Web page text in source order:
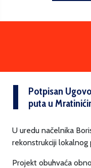
Potpisan
puta u
U uredu načelnika
rekonstrukciji lokalnog
Projekt obuhvaća